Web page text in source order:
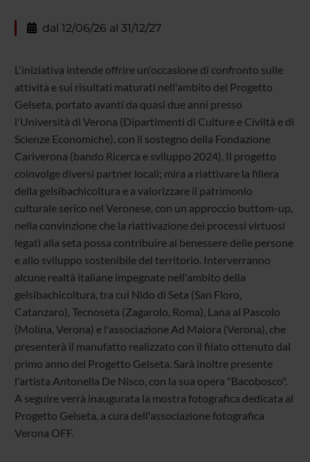
dal 12/06/26 al 31/12/27
L'iniziativa intende offrire un'occasione di confronto sulle
attività e sui risultati maturati nell'ambito del Progetto
Gelseta, portato avanti da quasi due anni presso
l'Università di Verona (Dipartimenti di Culture e Civiltà e di
Scienze Economiche), con il sostegno della Fondazione
Cariverona (bando Ricerca e sviluppo 2024). Il progetto
coinvolge diversi partner locali; mira a riattivare la filiera
della gelsibachicoltura e a valorizzare il patrimonio
culturale serico nel Veronese, con un approccio buttom-up,
nella convinzione che la riattivazione dei processi virtuosi
legati alla seta possa contribuire al benessere delle persone
e allo sviluppo sostenibile del territorio. Interverranno
alcune realtà italiane impegnate nell'ambito della
gelsibachicoltura, tra cui Nido di Seta (San Floro,
Catanzaro), Tecnoseta (Zagarolo, Roma), Lana al Pascolo
(Molina, Verona) e l'associazione Ad Maiora (Verona), che
presenterà il manufatto realizzato con il filato ottenuto dal
primo anno del Progetto Gelseta. Sarà inoltre presente
l'artista Antonella De Nisco, con la sua opera "Bacobosco".
A seguire verrà inaugurata la mostra fotografica dedicata al
Progetto Gelseta, a cura dell'associazione fotografica
Verona OFF.